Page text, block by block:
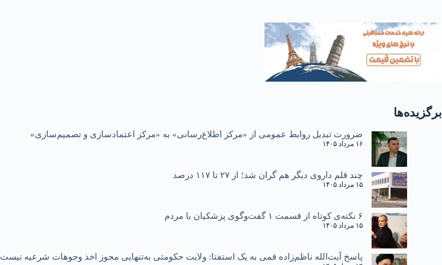
برگزیده‌ها
ضرورت تبدیل روابط عمومی از «مرکز اطلاع‌رسانی» به «مرکز اعتمادسازی و تصمیم‌سازی»
۱۶ مرداد ۱۴۰۵
چند قلم داروی دیگر هم گران شد؛ از ۲۷ تا ۱۱۷ درصد
۱۵ مرداد ۱۴۰۵
۶ نکته‌ی کوتاه از قسمت ۱ گفت‌وگوی پزشکیان با مردم
۱۵ مرداد ۱۴۰۵
پاسخ آیت‌الله ناظم‌زاده قمی به یک استفتا: ولایت حکومتی به‌تنهایی مجوز اخذ وجوهات شرعیه نیست